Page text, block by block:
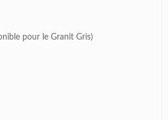
pour le Granit Gris)